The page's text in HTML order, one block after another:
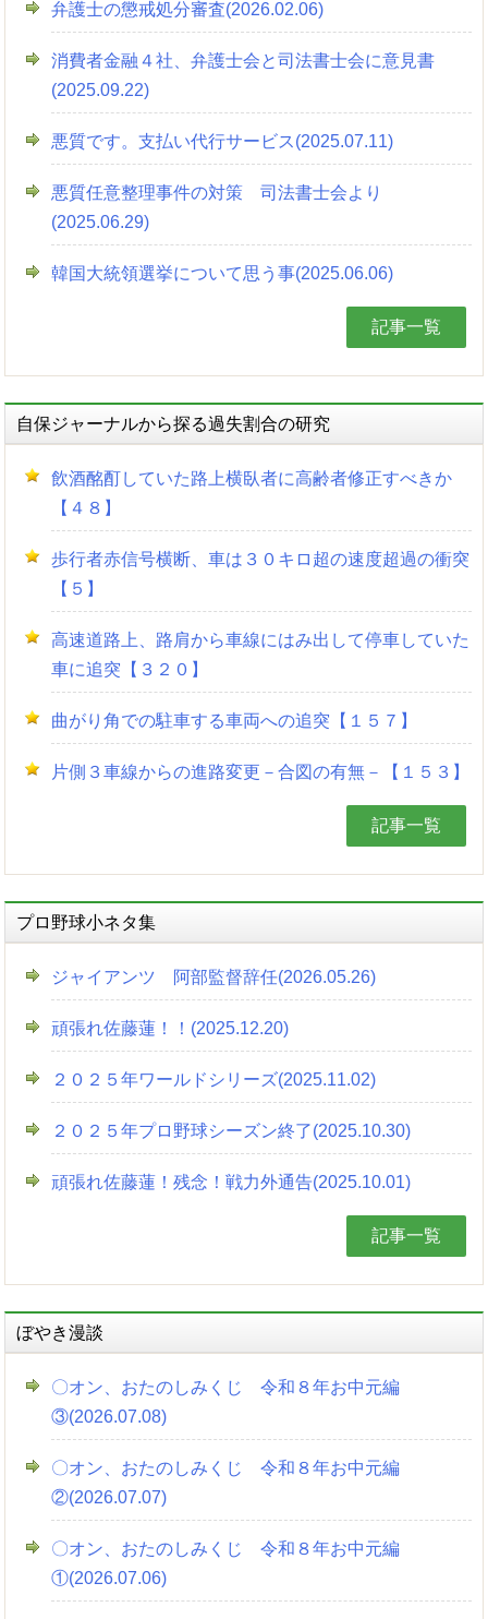
弁護士の懲戒処分審査(2026.02.06)
消費者金融４社、弁護士会と司法書士会に意見書
(2025.09.22)
悪質です。支払い代行サービス(2025.07.11)
悪質任意整理事件の対策 司法書士会より
(2025.06.29)
韓国大統領選挙について思う事(2025.06.06)
記事一覧
自保ジャーナルから探る過失割合の研究
飲酒酩酊していた路上横臥者に高齢者修正すべきか
【４８】
歩行者赤信号横断、車は３０キロ超の速度超過の衝突
【５】
高速道路上、路肩から車線にはみ出して停車していた
車に追突【３２０】
曲がり角での駐車する車両への追突【１５７】
片側３車線からの進路変更－合図の有無－【１５３】
記事一覧
プロ野球小ネタ集
ジャイアンツ 阿部監督辞任(2026.05.26)
頑張れ佐藤蓮！！(2025.12.20)
２０２５年ワールドシリーズ(2025.11.02)
２０２５年プロ野球シーズン終了(2025.10.30)
頑張れ佐藤蓮！残念！戦力外通告(2025.10.01)
記事一覧
ぼやき漫談
〇オン、おたのしみくじ 令和８年お中元編
③(2026.07.08)
〇オン、おたのしみくじ 令和８年お中元編
②(2026.07.07)
〇オン、おたのしみくじ 令和８年お中元編
①(2026.07.06)